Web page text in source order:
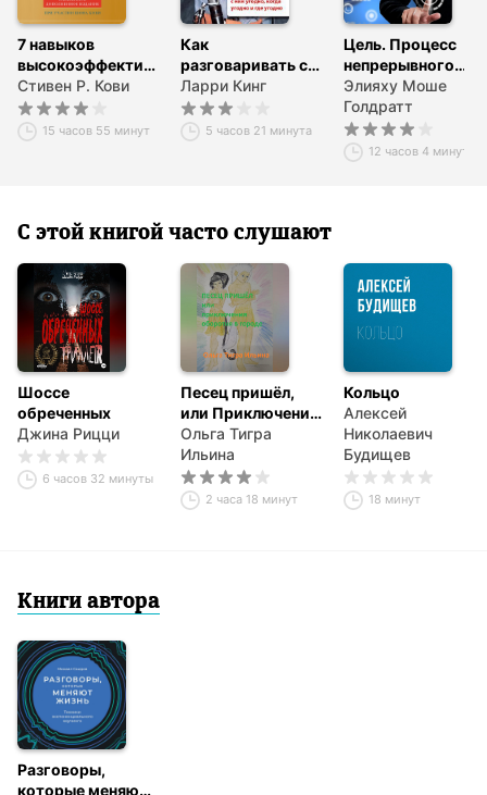
7 навыков
высокоэффективных
людей. Мощные
инструменты
развития
Стивен Р. Кови
15 часов 55 минут
Как
разговаривать с
кем угодно, когда
угодно и где
угодно
Ларри Кинг
5 часов 21 минута
Цель. Процесс
непрерывного
Элияху Моше
Голдратт
12 часов 4 минуты
С этой книгой часто слушают
Шоссе
обреченных
Джина Рицци
6 часов 32 минуты
Песец пришёл,
или Приключения
оборотня в
городе
Ольга Тигра
Ильина
2 часа 18 минут
Кольцо
Алексей
Николаевич
Будищев
18 минут
Книги автора
Разговоры,
которые меняют